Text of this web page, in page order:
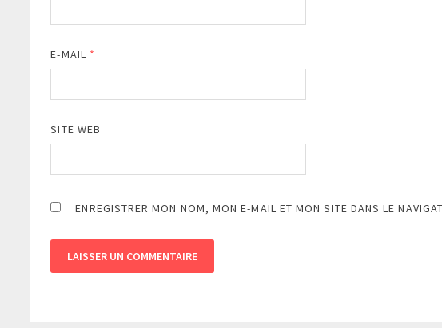
E-MAIL *
SITE WEB
ENREGISTRER MON NOM, MON E-MAIL ET MON SITE DANS LE